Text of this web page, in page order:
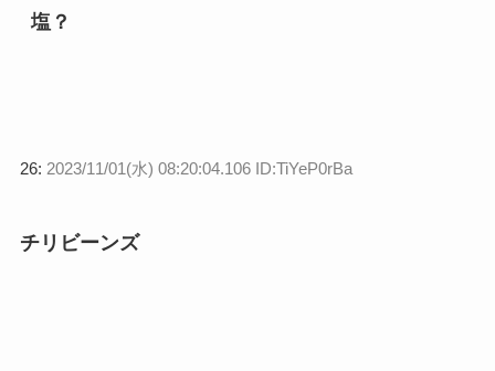
塩？
26: 2023/11/01(水) 08:20:04.106 ID:TiYeP0rBa
チリビーンズ